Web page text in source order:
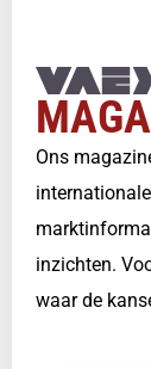
Ons
inzichten.
waar de